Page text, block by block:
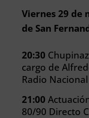
Viernes 29 de
de San
20:30
cargo de
Radio
21:00
80/90 Directo